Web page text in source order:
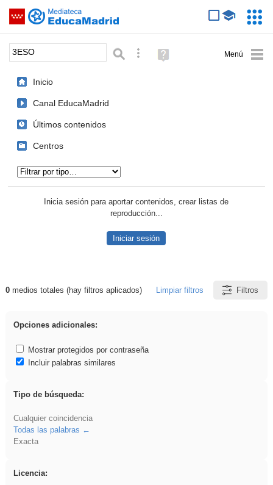
Saltar navegación
Palabra o frase: Búsqueda avanzada
Ayuda
(en
Inicio
Canal EducaMadrid
Últimos contenidos
Centros
Inicia sesión para aportar contenidos, crear listas de
reproducción...
Iniciar sesión
Resultados de: 3ESO
0medios totales (hay filtros aplicados) Limpiar filtros Filtros
Opciones adicionales:
Mostrar protegidos por contraseña
Incluir palabras similares
Tipo de búsqueda:
Cualquier coincidencia
Todas las palabras
Exacta
Licencia: